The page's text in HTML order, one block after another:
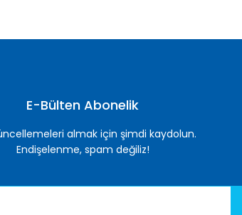
E-Bülten Abonelik
almak için şimdi kaydolun.
Endişelenme, spam değiliz!